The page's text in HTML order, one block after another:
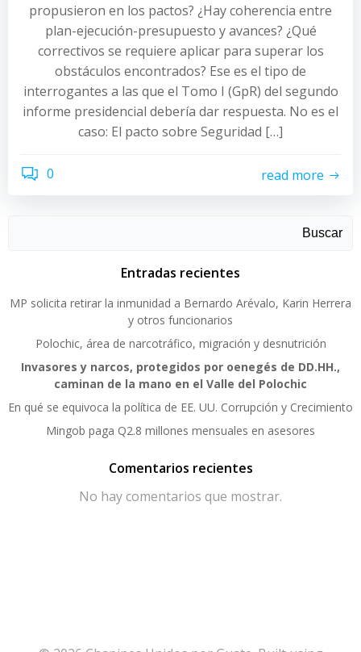
propusieron en los pactos? ¿Hay coherencia entre
plan-ejecución-presupuesto y avances? ¿Qué
correctivos se requiere aplicar para superar los
obstáculos encontrados? Ese es el tipo de
interrogantes a las que el Tomo I (GpR) del segundo
informe presidencial debería dar respuesta. No es el
caso: El pacto sobre Seguridad […]
0 read more
Buscar
Entradas recientes
MP solicita retirar la inmunidad a Bernardo Arévalo, Karin Herrera
y otros funcionarios
Polochic, área de narcotráfico, migración y desnutrición
Invasores y narcos, protegidos por oenegés de DD.HH.,
caminan de la mano en el Valle del Polochic
En qué se equivoca la política de EE. UU. Corrupción y Crecimiento
Mingob paga Q2.8 millones mensuales en asesores
Comentarios recientes
No hay comentarios que mostrar.